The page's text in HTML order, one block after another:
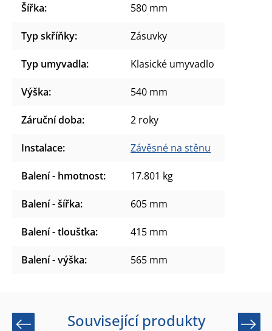
Šířka: 580 mm
Typ skříňky: Zásuvky
Typ umyvadla: Klasické umyvadlo
Výška: 540 mm
Záruční doba: 2 roky
Instalace: Závěsné na stěnu
Balení - hmotnost: 17.801 kg
Balení - šířka: 605 mm
Balení - tloušťka: 415 mm
Balení - výška: 565 mm
Související produkty
Previous Next